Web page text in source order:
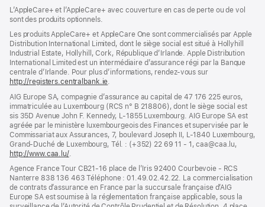
une
fenêtre)
L’AppleCare+ et l’AppleCare+ avec couver­ture en cas de perte ou de vol
sont des pro­duits optionnels.
Les produits AppleCare+ et AppleCare One sont commercialisés par Apple
Distribution International Limited, dont le siège social est situé à Hollyhill
Industrial Estate, Hollyhill, Cork, République d’Irlande. Apple Distribution
International Limited est un intermédiaire d’assurance régi par la Banque
centrale d’Irlande. Pour plus d’informations, rendez-vous sur
http://registers.centralbank.ie(s’ouvre
une
nouvelle
fenêtre)
.
AIG Europe SA, compagnie d’assurance au capital de 47 176 225 euros,
immatriculée au Luxembourg (RCS n° B 218806), dont le siège social est
sis 35D Avenue John F. Kennedy, L-1855 Luxembourg. AIG Europe SA est
agréée par le ministère luxembourgeois des Finances et supervisée par le
Commissariat aux Assurances, 7, boulevard Joseph II, L-1840 Luxembourg,
Grand-Duché de Luxembourg, Tél. : (+352) 22 69 11 - 1, caa@caa.lu,
http://www.caa.lu/(s’ouvre
une
nouvelle
fenêtre)
.
Agence France Tour CB21-16 place de l’Iris 92400 Courbevoie - RCS
Nanterre 838 136 463 Téléphone : 01.49.02.42.22. La commercialisation
de contrats d’assurance en France par la succursale française d’AIG
Europe SA est soumise à la réglementation française applicable, sous la